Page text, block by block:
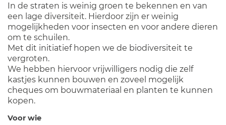
In de straten is weinig groen te bekennen en van
een lage diversiteit. Hierdoor zijn er weinig
mogelijkheden voor insecten en voor andere dieren
om te schuilen.
Met dit initiatief hopen we de biodiversiteit te
vergroten.
We hebben hiervoor vrijwilligers nodig die zelf
kastjes kunnen bouwen en zoveel mogelijk
cheques om bouwmateriaal en planten te kunnen
kopen.
Voor wie